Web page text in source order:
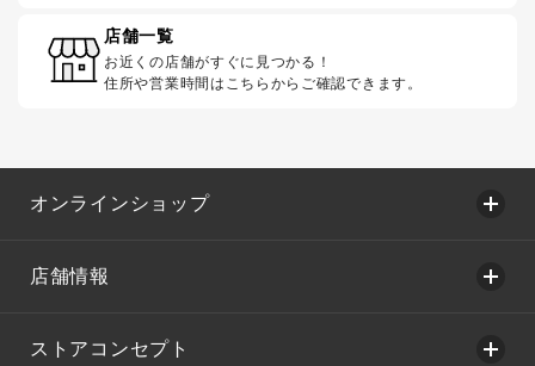
店舗一覧
お近くの店舗がすぐに見つかる！
住所や営業時間はこちらからご確認できます。
オンラインショップ
店舗情報
ストアコンセプト